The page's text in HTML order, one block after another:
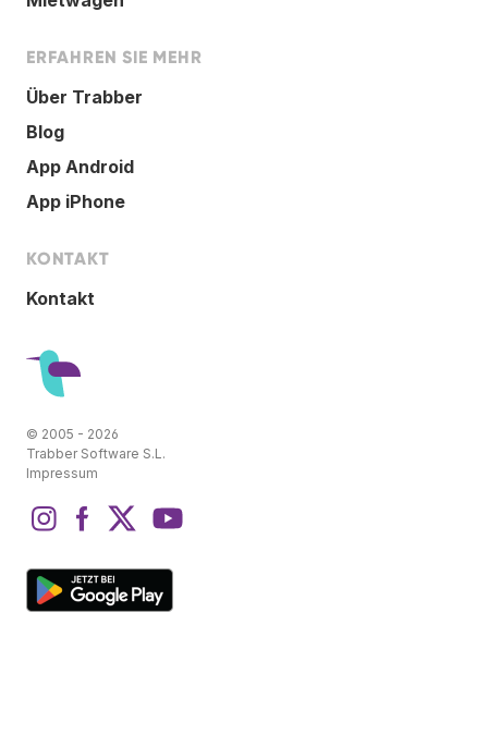
ERFAHREN SIE MEHR
Über Trabber
Blog
App Android
App iPhone
KONTAKT
Kontakt
© 2005 - 2026
Trabber Software S.L.
Impressum